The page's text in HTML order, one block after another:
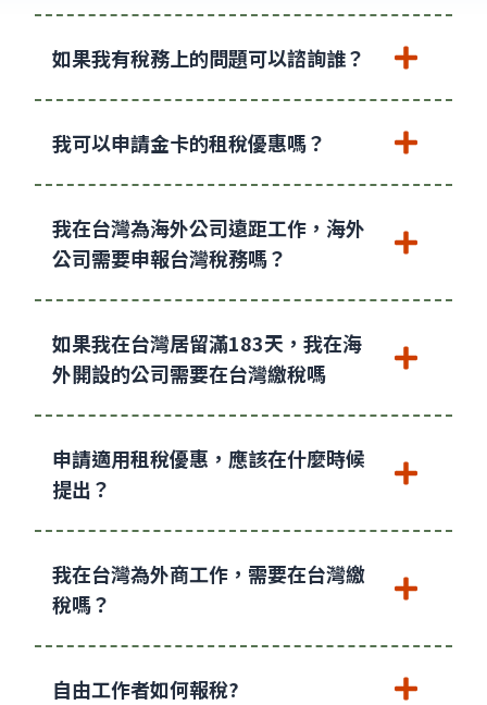
如果我有稅務上的問題可以諮詢誰？
我可以申請金卡的租稅優惠嗎？
我在台灣為海外公司遠距工作，海外
公司需要申報台灣稅務嗎？
如果我在台灣居留滿183天，我在海
外開設的公司需要在台灣繳稅嗎
申請適用租稅優惠，應該在什麼時候
提出？
我在台灣為外商工作，需要在台灣繳
稅嗎？
自由工作者如何報稅?